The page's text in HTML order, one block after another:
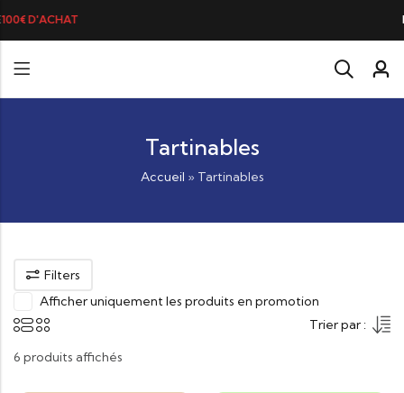
LA BRANDADE DE MORUE
Tartinables
Accueil » Tartinables
Filters
Afficher uniquement les produits en promotion
Trier par :
6 produits affichés